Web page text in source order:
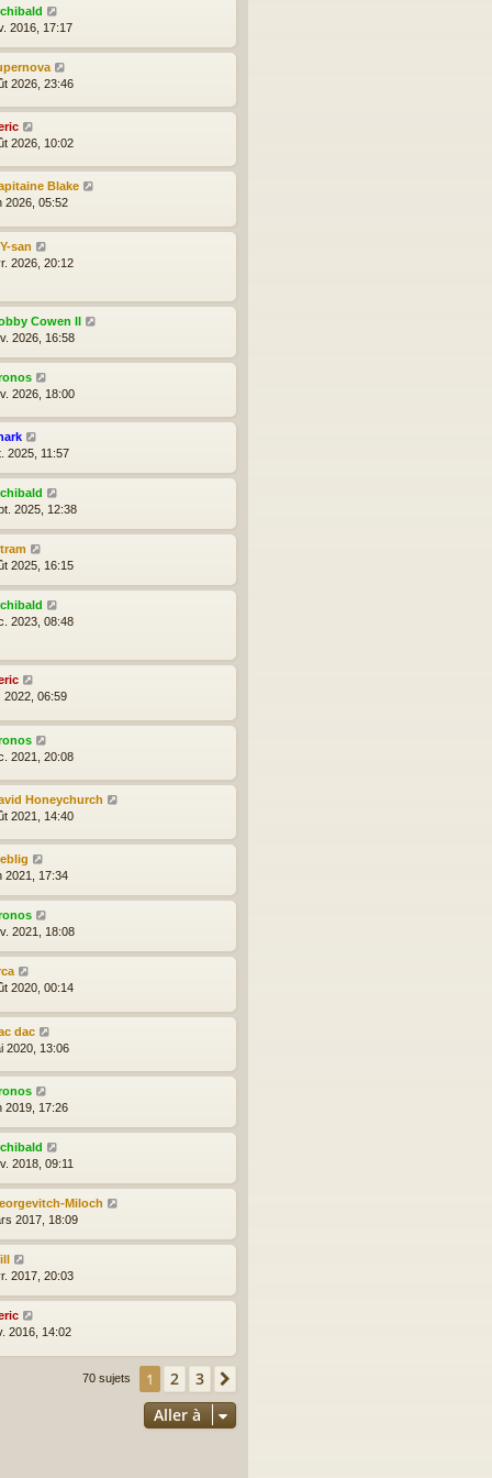
2016, 17:17
2026, 23:46
2026, 10:02
Blake
2026, 05:52
san
2026, 20:12
Cowen II
2026, 16:58
2026, 18:00
2025, 11:57
2025, 12:38
2025, 16:15
2023, 08:48
2022, 06:59
2021, 20:08
Honeychurch
2021, 14:40
2021, 17:34
2021, 18:08
2020, 00:14
dac
2020, 13:06
2019, 17:26
2018, 09:11
Miloch
2017, 18:09
2017, 20:03
2016, 14:02
70 sujets 1 2 3
Aller à